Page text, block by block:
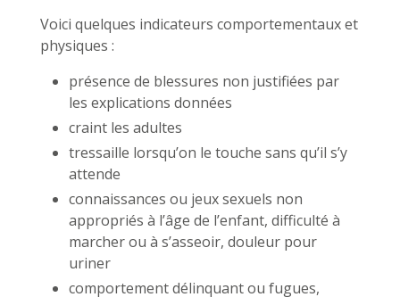
Voici quelques indicateurs comportementaux et
physiques :
présence de blessures non justifiées par
les explications données
craint les adultes
tressaille lorsqu’on le touche sans qu’il s’y
attende
connaissances ou jeux sexuels non
appropriés à l’âge de l’enfant, difficulté à
marcher ou à s’asseoir, douleur pour
uriner
comportement délinquant ou fugues,